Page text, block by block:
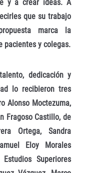
y a crear ideas. A
que su trabajo
marca la
pacientes y colegas.
dedicación y
lo recibieron tres
Alonso Moctezuma,
Fragoso Castillo, de
Ortega, Sandra
Eloy Morales
Superiores